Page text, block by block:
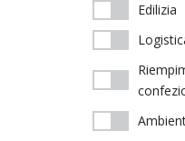
Edilizia